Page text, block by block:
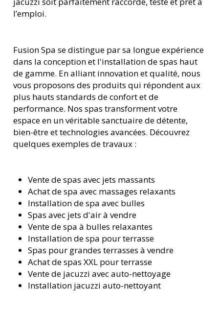
l’emploi.
Fusion Spa se distingue par sa longue expérience
dans la conception et l'installation de spas haut
de gamme. En alliant innovation et qualité, nous
vous proposons des produits qui répondent aux
plus hauts standards de confort et de
performance. Nos spas transforment votre
espace en un véritable sanctuaire de détente,
bien-être et technologies avancées. Découvrez
quelques exemples de travaux :
Vente de spas avec jets massants
Achat de spa avec massages relaxants
Installation de spa avec bulles
Spas avec jets d'air à vendre
Vente de spa à bulles relaxantes
Installation de spa pour terrasse
Spas pour grandes terrasses à vendre
Achat de spas XXL pour terrasse
Vente de jacuzzi avec auto-nettoyage
Installation jacuzzi auto-nettoyant